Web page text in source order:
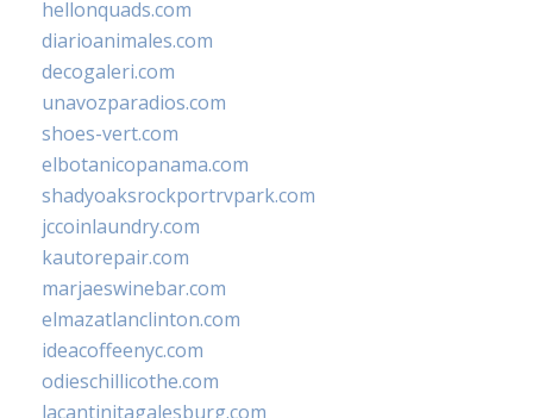
hellonquads.com
diarioanimales.com
decogaleri.com
unavozparadios.com
shoes-vert.com
elbotanicopanama.com
shadyoaksrockportrvpark.com
jccoinlaundry.com
kautorepair.com
marjaeswinebar.com
elmazatlanclinton.com
ideacoffeenyc.com
odieschillicothe.com
lacantinitagalesburg.com